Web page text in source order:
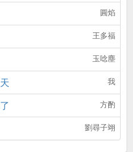
圓焰
王多福
玉唸塵
我
方酌
劉尋子翊